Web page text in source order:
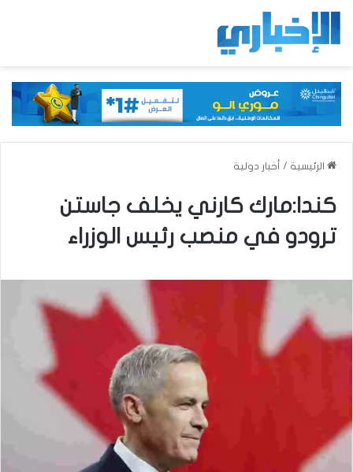
الرئيسية / أخبار دولية
كندا:مارك كارني يخلف جاستن
ترودو في منصب رئيس الوزراء